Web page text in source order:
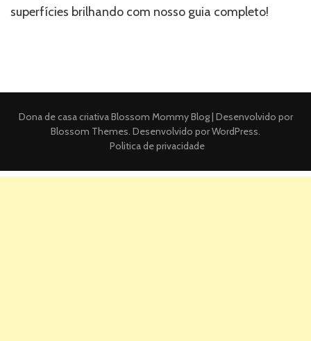
superfícies brilhando com nosso guia completo!
Dona de casa criativaBlossom Mommy Blog | Desenvolvido por
Blossom Themes. Desenvolvido porWordPress.
Politica de privacidade